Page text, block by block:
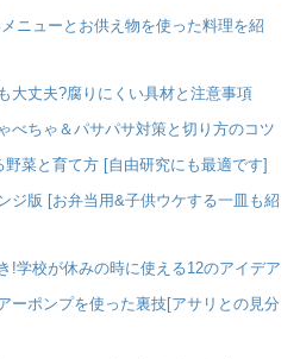
ニューとお供え物を使った料理を紹
大丈夫?腐りにくい具材と注意事項
べちゃ＆パサパサ対策と切り方のコツ
野菜と育て方 [自由研究にも最適です]
ジ版 [お弁当用&子供ウケする一皿も紹
!学校が休みの時に使える12のアイデア
ーポンプを使った裏技[アサリとの見分